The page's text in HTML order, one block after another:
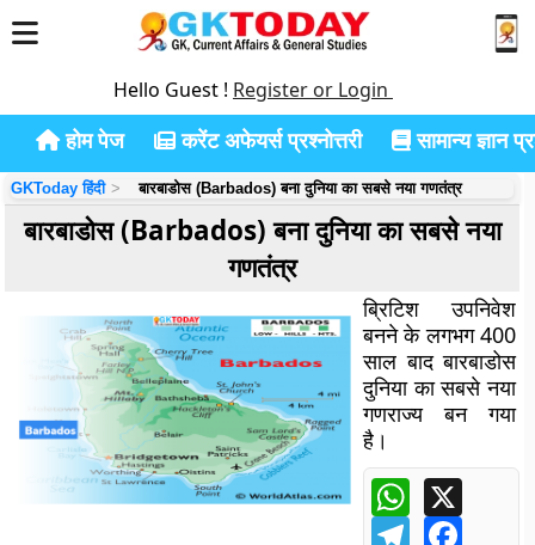
Hello Guest ! Register or Login
होम पेज करेंट अफेयर्स प्रश्नोत्तरी सामान्य ज्ञान
GKToday हिंदी बारबाडोस (Barbados) बना दुनिया का सबसे नया गणतंत्र
बारबाडोस (Barbados) बना दुनिया का सबसे नया
गणतंत्र
ब्रिटिश उपनिवेश
बनने के लगभग 400
साल बाद बारबाडोस
दुनिया का सबसे नया
गणराज्य बन गया
है।
WhatsApp
Telegram